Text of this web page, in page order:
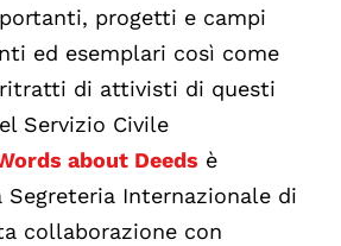
progetti e campi
ed esemplari così come
di attivisti di questi
Servizio Civile
about Deeds è
Internazionale di
collaborazione con